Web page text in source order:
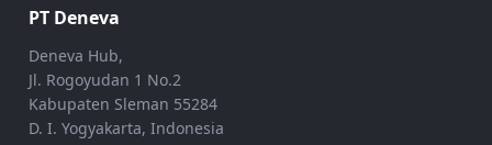
PT Deneva
Deneva Hub,
Jl. Rogoyudan 1 No.2
Kabupaten Sleman 55284
D. I. Yogyakarta, Indonesia